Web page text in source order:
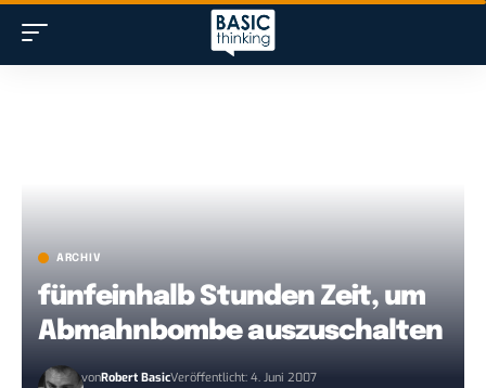
ARCHIV
fünfeinhalb Stunden Zeit, um
Abmahnbombe auszuschalten
vonRobert BasicVeröffentlicht: 4. Juni 2007